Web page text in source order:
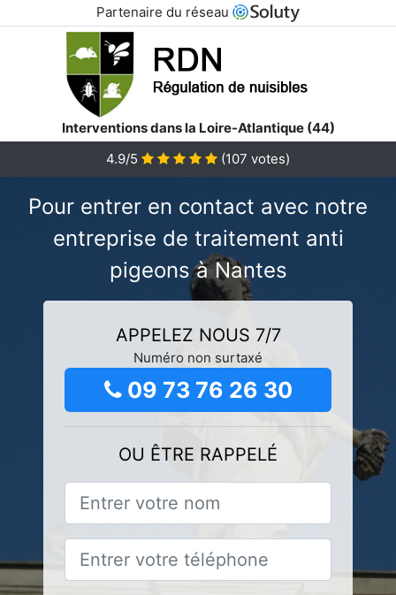
Partenaire du réseau
Interventions dans la Loire-Atlantique (44)
4.9/5
(107 votes)
Pour entrer en contact avec notre
entreprise de traitement anti
pigeons à Nantes
APPELEZ NOUS 7/7
Numéro non surtaxé
09 73 76 26 30
OU ÊTRE RAPPELÉ